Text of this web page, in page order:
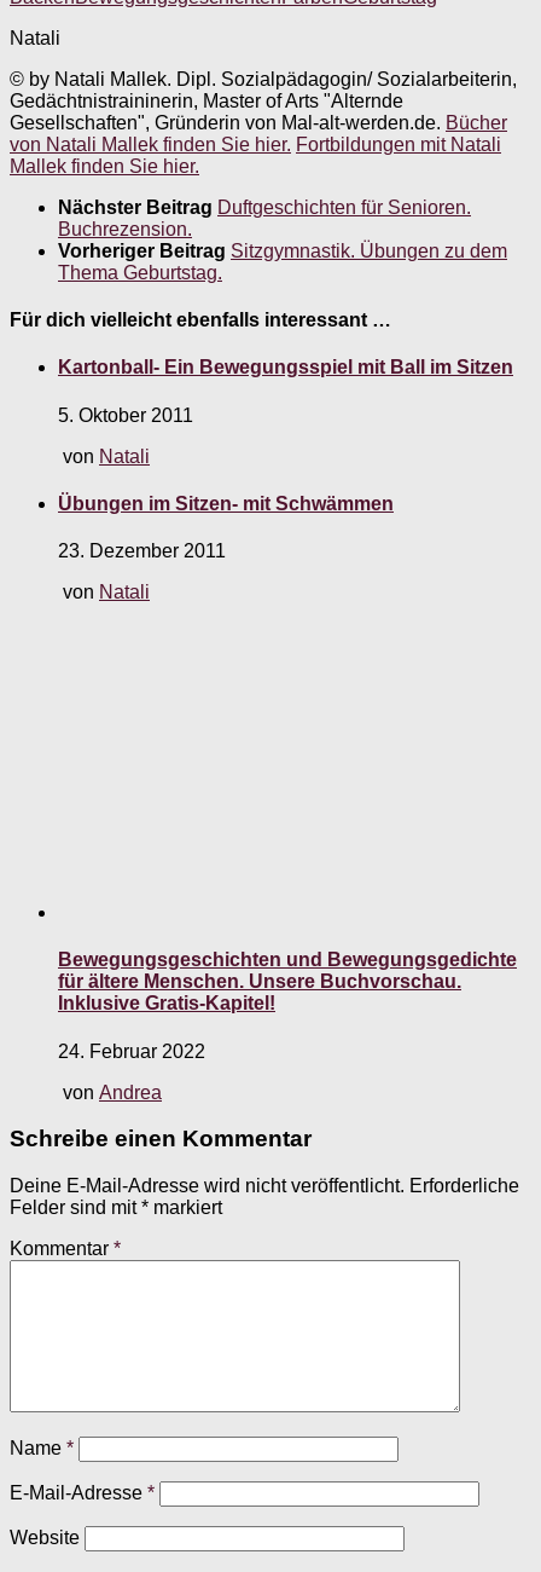
Natali
© by Natali Mallek. Dipl. Sozialpädagogin/ Sozialarbeiterin,
Gedächtnistraininerin, Master of Arts "Alternde
Gesellschaften", Gründerin von Mal-alt-werden.de. Bücher
von Natali Mallek finden Sie hier. Fortbildungen mit Natali
Mallek finden Sie hier.
Nächster Beitrag Duftgeschichten für Senioren.
Buchrezension.
Vorheriger Beitrag Sitzgymnastik. Übungen zu dem
Thema Geburtstag.
Für dich vielleicht ebenfalls interessant …
Kartonball- Ein Bewegungsspiel mit Ball im Sitzen
5. Oktober 2011
von Natali
Übungen im Sitzen- mit Schwämmen
23. Dezember 2011
von Natali
Bewegungsgeschichten und Bewegungsgedichte
für ältere Menschen. Unsere Buchvorschau.
Inklusive Gratis-Kapitel!
24. Februar 2022
von Andrea
Schreibe einen Kommentar
Deine E-Mail-Adresse wird nicht veröffentlicht. Erforderliche
Felder sind mit* markiert
Kommentar *
Name *
E-Mail-Adresse *
Website